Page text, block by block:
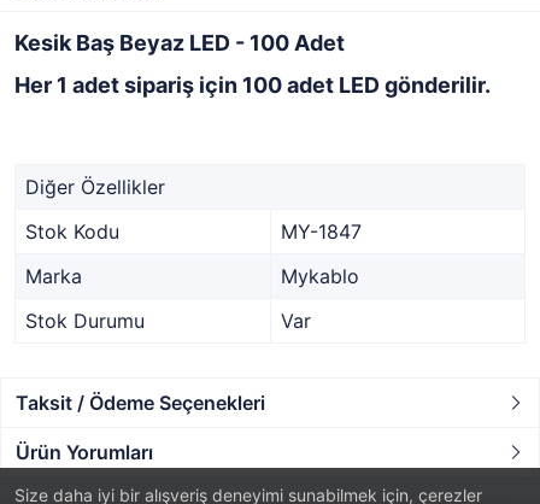
Size daha iyi bir alışveriş deneyimi sunabilmek için, çerezler
Kesik Baş Beyaz LED - 100 Adet
Her 1 adet sipariş için 100 adet LED gönderilir.
Diğer Özellikler
Stok Kodu
MY-1847
Marka
Mykablo
Stok Durumu
Var
Taksit / Ödeme Seçenekleri
Ürün Yorumları